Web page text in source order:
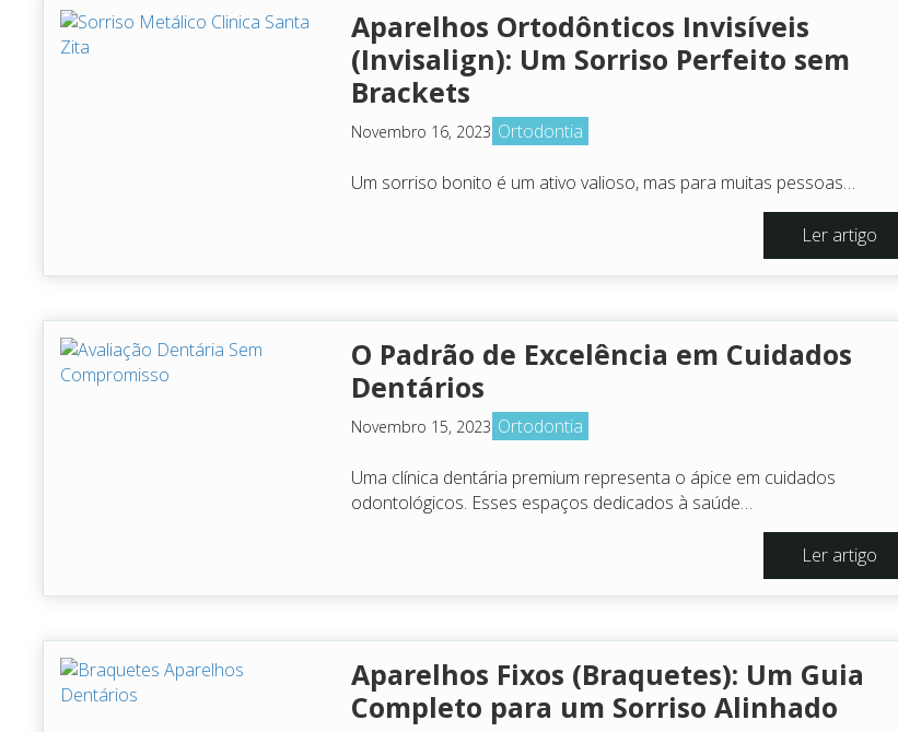
Aparelhos Ortodônticos Invisíveis
(Invisalign): Um Sorriso Perfeito sem
Brackets
Novembro 16, 2023 Ortodontia
Um sorriso bonito é um ativo valioso, mas para muitas pessoas…
Ler artigo
O Padrão de Excelência em Cuidados
Dentários
Novembro 15, 2023 Ortodontia
Uma clínica dentária premium representa o ápice em cuidados
odontológicos. Esses espaços dedicados à saúde…
Ler artigo
Aparelhos Fixos (Braquetes): Um Guia
Completo para um Sorriso Alinhado